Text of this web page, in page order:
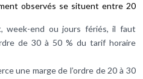
observés se situent entre 20
week-end ou jours fériés, il faut
de 30 à 50 % du tarif horaire
une marge de l’ordre de 20 à 30